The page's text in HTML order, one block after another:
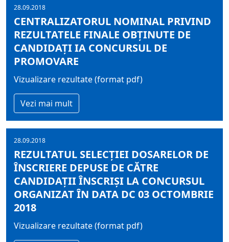
28.09.2018
CENTRALIZATORUL NOMINAL PRIVIND
REZULTATELE FINALE OBŢINUTE DE
CANDIDAŢI IA CONCURSUL DE
PROMOVARE
Vizualizare rezultate (format pdf)
Vezi mai mult
28.09.2018
REZULTATUL SELECŢIEI DOSARELOR DE
ÎNSCRIERE DEPUSE DE CĂTRE
CANDIDAŢII ÎNSCRIŞI LA CONCURSUL
ORGANIZAT ÎN DATA DC 03 OCTOMBRIE
2018
Vizualizare rezultate (format pdf)